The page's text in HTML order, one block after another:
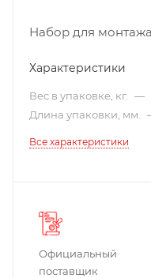
Набор для
Характеристики
Вес в упаковке, кг. —
Длина упаковки, мм.
Все характеристики
Официальный
поставщик